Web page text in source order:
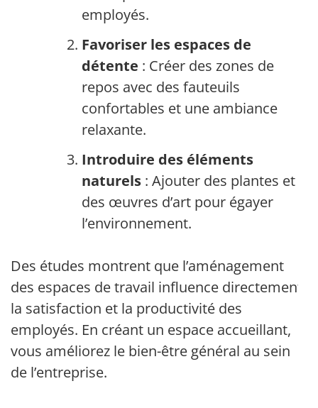
employés.
Favoriser les espaces de
détente : Créer des zones de
repos avec des fauteuils
confortables et une ambiance
relaxante.
Introduire des éléments
naturels : Ajouter des plantes et
des œuvres d’art pour égayer
l’environnement.
Des études montrent que l’aménagement
des espaces de travail influence directement
la satisfaction et la productivité des
employés. En créant un espace accueillant,
vous améliorez le bien-être général au sein
de l’entreprise.